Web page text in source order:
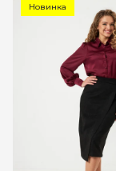
Новинка